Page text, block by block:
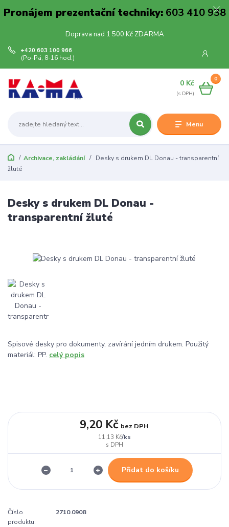
Pronájem prezentační techniky:603 410 938
Doprava nad 1 500 Kč ZDARMA
Menu
+420 603 100 966
(Po-Pá, 8-16 hod.)
0
0 Kč
Archivace, zakládání
Desky s drukem DL Donau - transparentní
žluté
Desky s drukem DL Donau -
transparentní žluté
Spisové desky pro dokumenty, zavírání jedním drukem. Použitý
materiál: PP. celý popis
11,13 Kč/ks
9,20 Kč bez DPH
Přidat do košíku
Číslo
produktu:
2710.0908